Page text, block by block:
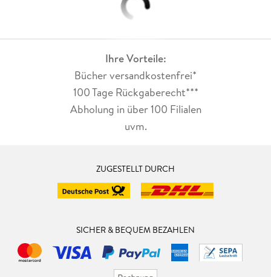
Ihre Vorteile:
Bücher versandkostenfrei*
100 Tage Rückgaberecht***
Abholung in über 100 Filialen
uvm.
ZUGESTELLT DURCH
SICHER & BEQUEM BEZAHLEN